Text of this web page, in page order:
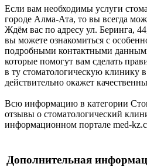
Если вам необходимы услуги
городе Алма-Ата, то вы всегда
Ждём вас по адресу ул. Беринга,
вы можете ознакомиться с
подробными контактными
которые помогут вам сделать
в ту стоматологическую клинику
действительно окажет
Всю информацию в категории
отзывы о стоматологический
информационном портале med-
Дополнительная